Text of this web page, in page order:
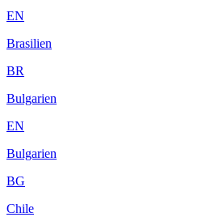
EN
Brasilien
BR
Bulgarien
EN
Bulgarien
BG
Chile